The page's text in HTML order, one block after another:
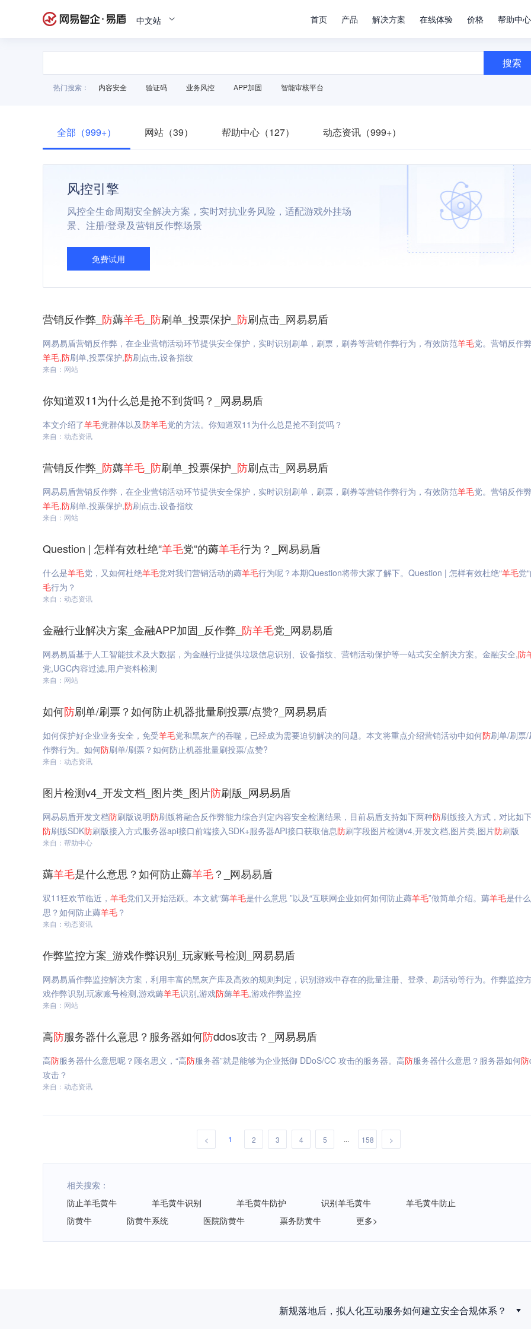
中文站 首页 产品 解决方案 在线体验 价格 帮助中心
搜索
热门搜索： 内容安全 验证码 业务风控 APP加固 智能审核平台
全部（999+） 网站（39） 帮助中心（127） 动态资讯（999+）
风控引擎
风控全生命周期安全解决方案，实时对抗业务风险，适配游戏外挂场
景、注册/登录及营销反作弊场景
免费试用
营销反作弊_ 防薅羊毛 防刷单_投票保护_ 防刷点击_网易易盾
网易易盾营销反作弊，在企业营销活动环节提供安全保护，实时识别刷单，刷票，刷券等营销作弊行为，有效防范羊毛党。营销反作
羊毛,防刷单,投票保护,防刷点击,设备指纹
来自：网站
你知道双11为什么总是抢不到货吗？_网易易盾
本文介绍了羊毛党群体以及防羊毛党的方法。你知道双11为什么总是抢不到货吗？
来自：动态资讯
营销反作弊_ 防薅羊毛 防刷单_投票保护_ 防刷点击_网易易盾
网易易盾营销反作弊，在企业营销活动环节提供安全保护，实时识别刷单，刷票，刷券等营销作弊行为，有效防范羊毛党。营销反作
羊毛,防刷单,投票保护,防刷点击,设备指纹
来自：网站
Question | 怎样有效杜绝“羊毛党“的薅羊毛行为？_网易易盾
什么是羊毛党，又如何杜绝羊毛党对我们营销活动的薅羊毛行为呢？本期Question将带大家了解下。Question | 怎样有效杜绝“羊毛党
毛行为？
来自：动态资讯
金融行业解决方案_金融APP加固_反作弊_ 防羊毛党_网易易盾
网易易盾基于人工智能技术及大数据，为金融行业提供垃圾信息识别、设备指纹、营销活动保护等一站式安全解决方案。金融安全,防
党,UGC内容过滤,用户资料检测
来自：网站
如何防刷单/刷票？如何防止机器批量刷投票/点赞?_网易易盾
如何保护好企业业务安全，免受羊毛党和黑灰产的吞噬，已经成为需要迫切解决的问题。本文将重点介绍营销活动中如何防刷单/刷票
作弊行为。如何防刷单/刷票？如何防止机器批量刷投票/点赞?
来自：动态资讯
图片检测v4_开发文档_图片类_图片防刷版_网易易盾
网易易盾开发文档防刷版说明防刷版将融合反作弊能力综合判定内容安全检测结果，目前易盾支持如下两种防刷版接入方式，对比如
防刷版SDK防刷版接入方式服务器api接口前端接入SDK+服务器API接口获取信息防刷字段图片检测v4,开发文档,图片类,图片防刷版
来自：帮助中心
薅羊毛是什么意思？如何防止薅羊毛？_网易易盾
双11狂欢节临近， 羊毛党们又开始活跃。本文就“薅羊毛是什么意思 ”以及“互联网企业如何如何防止薅羊毛”做简单介绍。薅羊毛是什
思？如何防止薅羊毛 ？
来自：动态资讯
作弊监控方案_游戏作弊识别_玩家账号检测_网易易盾
网易易盾作弊监控解决方案，利用丰富的黑灰产库及高效的规则判定，识别游戏中存在的批量注册、登录、刷活动等行为。作弊监控
戏作弊识别,玩家账号检测,游戏薅羊毛识别,游戏防薅羊毛,游戏作弊监控
来自：网站
高防服务器什么意思？服务器如何防ddos攻击？_网易易盾
高防服务器什么意思呢？顾名思义，“高防服务器”就是能够为企业抵御 DDoS/CC 攻击的服务器。高防服务器什么意思？服务器如何防
攻击？
来自：动态资讯
< 1 2 3 4 5 ... 158 >
相关搜索：
防止羊毛黄牛
羊毛黄牛识别 羊毛黄牛防护 识别羊毛黄牛
羊毛黄牛防止
防黄牛
防黄牛系统 医院防黄牛 票务防黄牛 更多>
新规落地后，拟人化互动服务如何建立安全合规体系？